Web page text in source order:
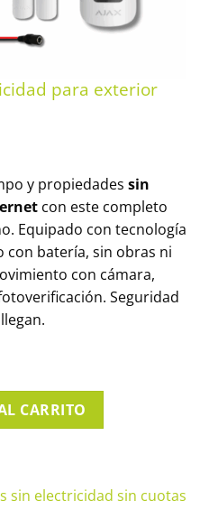
para exterior
y propiedades sin
con este completo
Equipado con tecnología
con batería, sin obras ni
con cámara,
Seguridad
exterior cantidad
CARRITO
sin electricidad sin cuotas